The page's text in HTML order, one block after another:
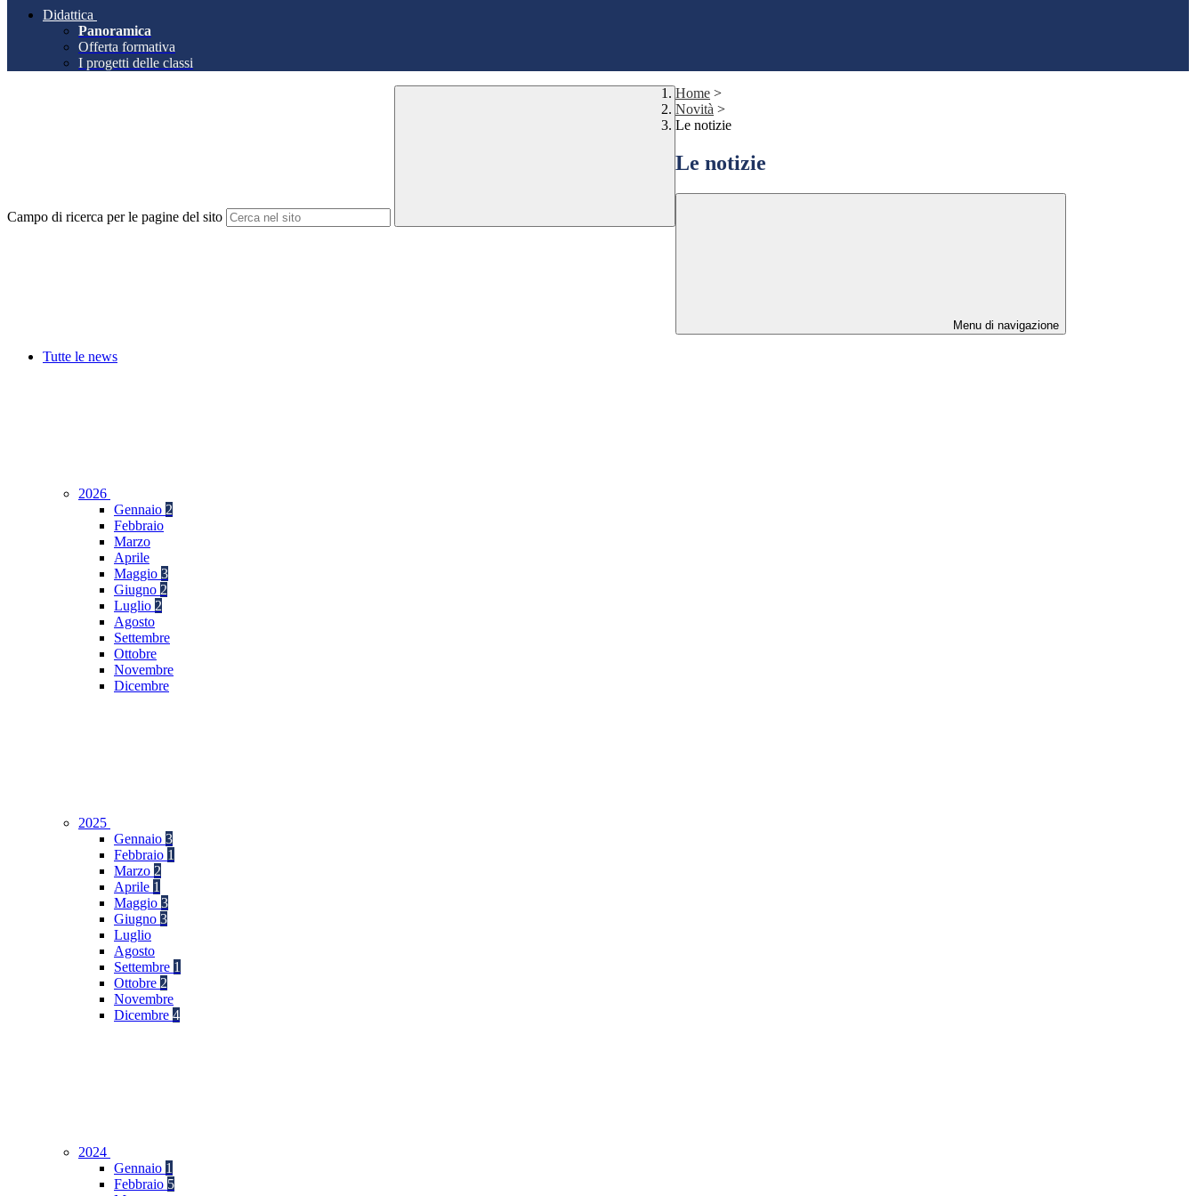
Didattica
Panoramica
Offerta formativa
I progetti delle classi
Campo di ricerca per le pagine del sito
Home >
Novità >
Le notizie
Le notizie
Menu di navigazione
Tutte le news
2026
Gennaio 2
Febbraio
Marzo
Aprile
Maggio 3
Giugno 2
Luglio 2
Agosto
Settembre
Ottobre
Novembre
Dicembre
2025
Gennaio 3
Febbraio 1
Marzo 2
Aprile 1
Maggio 3
Giugno 3
Luglio
Agosto
Settembre 1
Ottobre 2
Novembre
Dicembre 4
2024
Gennaio 1
Febbraio 5